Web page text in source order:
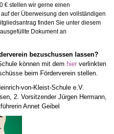
€ stellen wir gerne einen
der Überweisung den vollständigen
finden Sie unter diesem
Dokument an
bezuschussen lassen?
können mit dem hier verlinkten
beim Förderverein stellen.
von-Kleist-Schule e.V.
2. Vorsitzender Jürgen Hermann,
Annet Geibel